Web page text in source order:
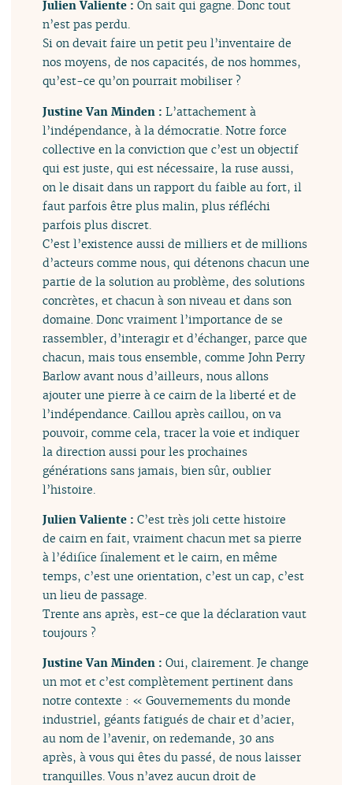
Julien Valiente :On sait qui gagne. Donc tout
n’est pas perdu.
Si on devait faire un petit peu l’inventaire de
nos moyens, de nos capacités, de nos hommes,
qu’est-ce qu’on pourrait mobiliser ?
Justine Van Minden :L’attachement à
l’indépendance, à la démocratie. Notre force
collective en la conviction que c’est un objectif
qui est juste, qui est nécessaire, la ruse aussi,
on le disait dans un rapport du faible au fort, il
faut parfois être plus malin, plus réfléchi
parfois plus discret.
C’est l’existence aussi de milliers et de millions
d’acteurs comme nous, qui détenons chacun une
partie de la solution au problème, des solutions
concrètes, et chacun à son niveau et dans son
domaine. Donc vraiment l’importance de se
rassembler, d’interagir et d’échanger, parce que
chacun, mais tous ensemble, comme John Perry
Barlow avant nous d’ailleurs, nous allons
ajouter une pierre à ce cairn de la liberté et de
l’indépendance. Caillou après caillou, on va
pouvoir, comme cela, tracer la voie et indiquer
la direction aussi pour les prochaines
générations sans jamais, bien sûr, oublier
l’histoire.
Julien Valiente :C’est très joli cette histoire
de cairn en fait, vraiment chacun met sa pierre
à l’édifice finalement et le cairn, en même
temps, c’est une orientation, c’est un cap, c’est
un lieu de passage.
Trente ans après, est-ce que la déclaration vaut
toujours ?
Justine Van Minden :Oui, clairement. Je change
un mot et c’est complètement pertinent dans
notre contexte : « Gouvernements du monde
industriel, géants fatigués de chair et d’acier,
au nom de l’avenir, on redemande, 30 ans
après, à vous qui êtes du passé, de nous laisser
tranquilles. Vous n’avez aucun droit de